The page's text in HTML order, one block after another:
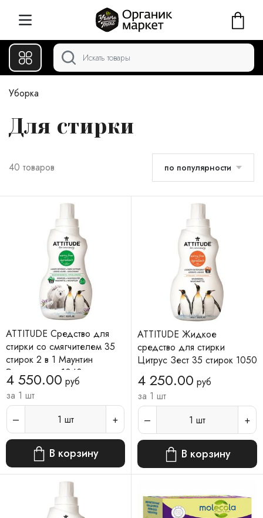
Уборка
Для стирки
40 товаров по популярности
ATTITUDE Средство для
стирки со смягчителем 35
стирок 2 в 1 Маунтин
Эссеншиалз 1040 мл
4 550.00 руб
за 1 шт
1 шт
В корзину
ATTITUDE Жидкое
средство для стирки
Цитрус Зест 35 стирок 1050
мл
4 250.00 руб
за 1 шт
1 шт
В корзину